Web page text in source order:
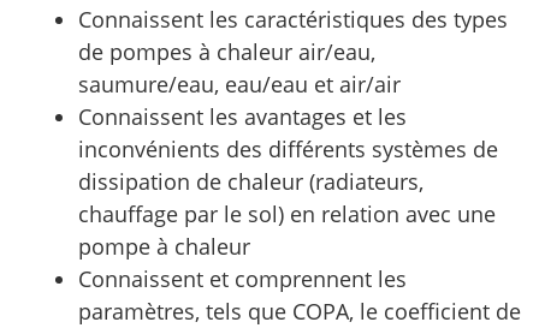
Connaissent les caractéristiques des types
de pompes à chaleur air/eau,
saumure/eau, eau/eau et air/air
Connaissent les avantages et les
inconvénients des différents systèmes de
dissipation de chaleur (radiateurs,
chauffage par le sol) en relation avec une
pompe à chaleur
Connaissent et comprennent les
paramètres, tels que COPA, le coefficient de